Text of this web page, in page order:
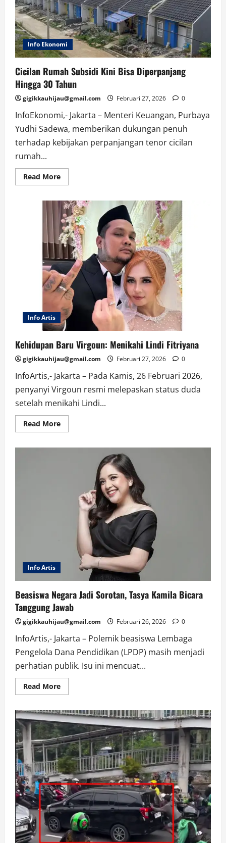
Info Ekonomi
Cicilan Rumah Subsidi Kini Bisa Diperpanjang
Hingga 30 Tahun
gigikkauhijau@gmail.com Februari 27, 2026 0
InfoEkonomi,- Jakarta – Menteri Keuangan, Purbaya
Yudhi Sadewa, memberikan dukungan penuh
terhadap kebijakan perpanjangan tenor cicilan
rumah...
Read MoreRead
more
Rumah
Subsidi
Kini
Bisa
Diperpanjang
Hingga
30
Tahun
Info Artis
Kehidupan Baru Virgoun: Menikahi Lindi Fitriyana
gigikkauhijau@gmail.com Februari 27, 2026 0
InfoArtis,- Jakarta – Pada Kamis, 26 Februari 2026,
penyanyi Virgoun resmi melepaskan status duda
setelah menikahi Lindi...
Read MoreRead
more
Info Artis
Beasiswa Negara Jadi Sorotan, Tasya Kamila Bicara
Tanggung Jawab
gigikkauhijau@gmail.com Februari 26, 2026 0
InfoArtis,- Jakarta – Polemik beasiswa Lembaga
Pengelola Dana Pendidikan (LPDP) masih menjadi
perhatian publik. Isu ini mencuat...
Read MoreRead
more
Negara
Jadi
Sorotan,
Tasya
Kamila
Bicara
Tanggung
Jawab